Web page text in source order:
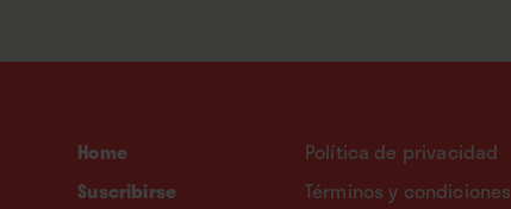
Home
Suscribirse
Política de privacidad
Términos y condiciones